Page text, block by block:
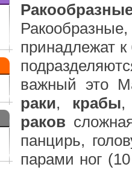
принадлежат
важный это
раки, крабы,
раков
панцирь,
парами ног